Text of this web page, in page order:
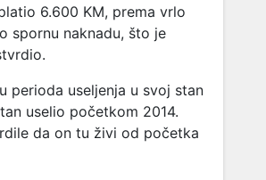
6.600 KM, prema vrlo
spornu naknadu, što je
perioda useljenja u svoj stan
uselio početkom 2014.
da on tu živi od početka